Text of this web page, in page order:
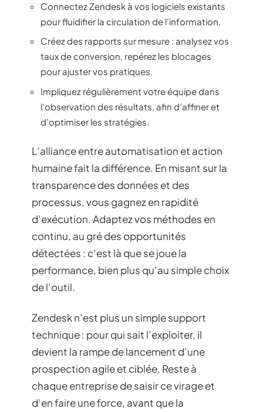
Connectez Zendesk à vos logiciels existants
pour fluidifier la circulation de l’information.
Créez des rapports sur mesure : analysez vos
taux de conversion, repérez les blocages
pour ajuster vos pratiques.
Impliquez régulièrement votre équipe dans
l’observation des résultats, afin d’affiner et
d’optimiser les stratégies.
L’alliance entre automatisation et action
humaine fait la différence. En misant sur la
transparence des données et des
processus, vous gagnez en rapidité
d’exécution. Adaptez vos méthodes en
continu, au gré des opportunités
détectées : c’est là que se joue la
performance, bien plus qu’au simple choix
de l’outil.
Zendesk n’est plus un simple support
technique : pour qui sait l’exploiter, il
devient la rampe de lancement d’une
prospection agile et ciblée. Reste à
chaque entreprise de saisir ce virage et
d’en faire une force, avant que la